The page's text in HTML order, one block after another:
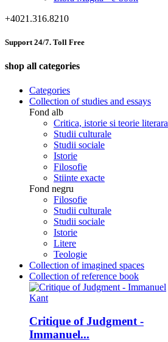
+4021.316.8210
Support 24/7. Toll Free
shop all categories
Categories
Collection of studies and essays
Fond alb
Critica, istorie si teorie literara
Studii culturale
Studii sociale
Istorie
Filosofie
Stiinte exacte
Fond negru
Filosofie
Studii culturale
Studii sociale
Istorie
Litere
Teologie
Collection of imagined spaces
Collection of reference book
Critique of Judgment -
Immanuel...